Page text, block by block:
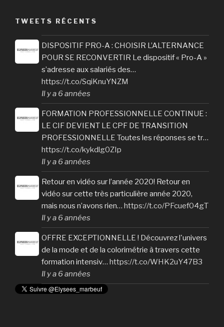
TWEETS RÉCENTS
DISPOSITIF PRO-A : CHOISIR L’ALTERNANCE
POUR SE RECONVERTIR Le dispositif « Pro-A »
s’adresse aux salariés des…
https://t.co/SqiKnuYNZM
Il y a 6 années
FORMATION PROFESSIONNELLE CONTINUE :
LE CIF DEVIENT LE CPF DE TRANSITION
PROFESSIONNELLE Toutes les réponses se tr…
https://t.co/kykdlg0ZIp
Il y a 6 années
Retour en vidéo sur l’année 2020! Retour en
vidéo sur cette très particulière année 2020,
mais nous n’avons rien… https://t.co/PFcuef04gT
Il y a 6 années
OFFRE EXCEPTIONNELLE ! Découvrez l'univers
de la mode et de la colorimétrie à travers cette
formation intensiv… https://t.co/WHK2uY47B3
Il y a 6 années